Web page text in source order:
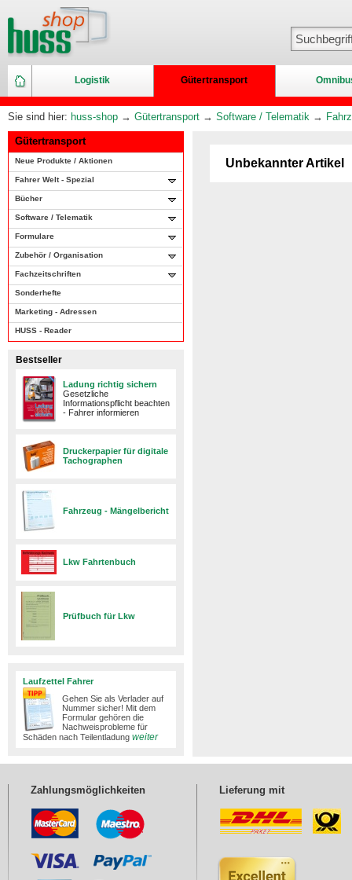
Logistik Gütertransport
Sie sind hier: huss-shop → Gütertransport → Software / Telematik →
Gütertransport
Neue Produkte / Aktionen
Fahrer Welt - Spezial
Bücher
Software / Telematik
Formulare
Zubehör / Organisation
Fachzeitschriften
Sonderhefte
Marketing - Adressen
HUSS - Reader
Bestseller
Ladung richtig sichern
Gesetzliche
Informationspflicht beachten
- Fahrer informieren
Druckerpapier für digitale
Tachographen
Fahrzeug - Mängelbericht
Lkw Fahrtenbuch
Prüfbuch für Lkw
Laufzettel Fahrer
Gehen Sie als Verlader auf
Nummer sicher! Mit dem
Formular gehören die
Nachweisprobleme für
Schäden nach Teilentladung weiter
Unbekannter Artikel
Zahlungsmöglichkeiten Lieferung mit